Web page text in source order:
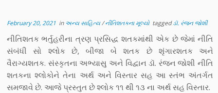
February 20, 2021 in અન્ય સાહિત્ય/નીતિશતકના મૂલ્યો taggedડૉ. રંજન જોશી
નીતિશતક ભર્તુહરીના ત્રણ પ્રસિદ્ધ શતકમાંથી એક છે જેમાં નીતિ
સંબંધી સો શ્લોક છે, બીજા બે શતક છે શૃંગારશતક અને
વૈરાગ્યશતક. સંસ્કૃતના અભ્યાસુ અને વિદ્વાન ડૉ. રંજન જોશી નીતિ
શતકના શ્લોકોને તેના અર્થ અને વિસ્તાર સહ આ સ્તંભ અંતર્ગત
સમજાવે છે. આજે પ્રસ્તુત છે શ્લોક ૧૧ થી ૧૩ ના અર્થ સહ વિસ્તાર.